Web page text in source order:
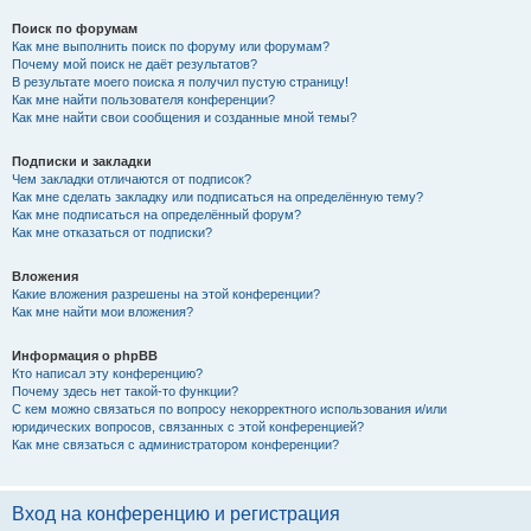
Поиск по форумам
Как мне выполнить поиск по форуму или форумам?
Почему мой поиск не даёт результатов?
В результате моего поиска я получил пустую страницу!
Как мне найти пользователя конференции?
Как мне найти свои сообщения и созданные мной темы?
Подписки и закладки
Чем закладки отличаются от подписок?
Как мне сделать закладку или подписаться на определённую тему?
Как мне подписаться на определённый форум?
Как мне отказаться от подписки?
Вложения
Какие вложения разрешены на этой конференции?
Как мне найти мои вложения?
Информация о phpBB
Кто написал эту конференцию?
Почему здесь нет такой-то функции?
С кем можно связаться по вопросу некорректного использования и/или
юридических вопросов, связанных с этой конференцией?
Как мне связаться с администратором конференции?
Вход на конференцию и регистрация